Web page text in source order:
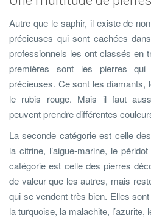
Autre que le saphir, il existe de
précieuses qui sont cachées
professionnels les ont classés en
premières sont les pierres qui
précieuses. Ce sont les diamants,
le rubis rouge. Mais il faut
peuvent prendre différentes
La seconde catégorie est celle
la citrine, l’aigue-marine, le
catégorie est celle des pierres
de valeur que les autres, mais
qui se vendent très bien. Elles
la turquoise, la malachite, l’azurite,